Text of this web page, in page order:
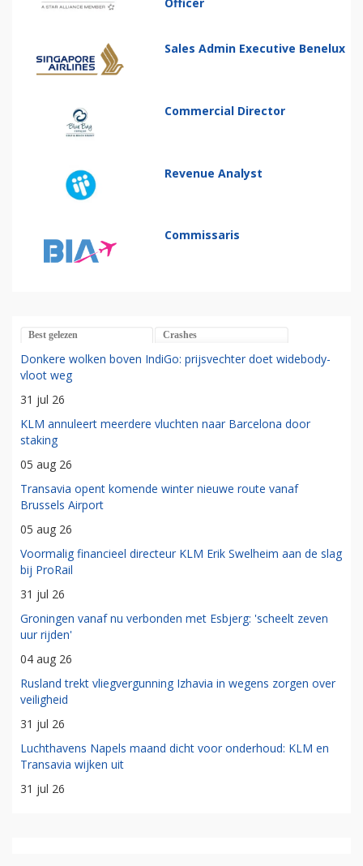
Sales Admin Executive Benelux
Commercial Director
Revenue Analyst
Commissaris
Best gelezen Crashes
Donkere wolken boven IndiGo: prijsvechter doet widebody-
vloot weg
31 jul 26
KLM annuleert meerdere vluchten naar Barcelona door
staking
05 aug 26
Transavia opent komende winter nieuwe route vanaf
Brussels Airport
05 aug 26
Voormalig financieel directeur KLM Erik Swelheim aan de slag
bij ProRail
31 jul 26
Groningen vanaf nu verbonden met Esbjerg: 'scheelt zeven
uur rijden'
04 aug 26
Rusland trekt vliegvergunning Izhavia in wegens zorgen over
veiligheid
31 jul 26
Luchthavens Napels maand dicht voor onderhoud: KLM en
Transavia wijken uit
31 jul 26